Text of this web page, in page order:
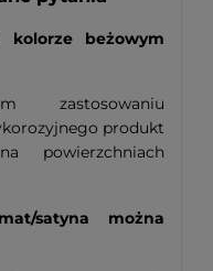
beżowym
zastosowaniu
produkt
powierzchniach
satyna można